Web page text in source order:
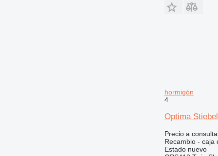
hormigón
4
Optima
Precio a
Recambio - caja
Estadonuevo